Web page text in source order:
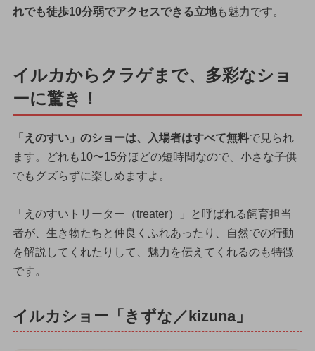
れでも徒歩10分弱でアクセスできる立地も魅力です。
イルカからクラゲまで、多彩なショ
ーに驚き！
「えのすい」のショーは、入場者はすべて無料で見られ
ます。どれも10〜15分ほどの短時間なので、小さな子供
でもグズらずに楽しめますよ。
「えのすいトリーター（treater）」と呼ばれる飼育担当
者が、生き物たちと仲良くふれあったり、自然での行動
を解説してくれたりして、魅力を伝えてくれるのも特徴
です。
イルカショー「きずな／kizuna」